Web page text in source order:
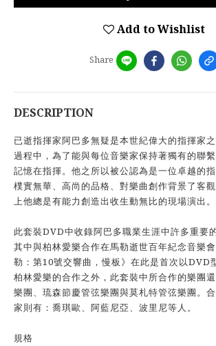
Add to Wishlist
Share
DESCRIPTION
已逝指揮家阿巴多無疑是本世紀偉大的指揮家
過程中，為了能與每位音樂家保持著獨有的聯
記憶在指揮。他之所以被公認為是一位卓越的
樸實無華、高尚的品格、對樂曲創作背景了客
上他總是有能力創造出收生動無比的現場演出。
此套裝DVD中收錄阿巴多職業生涯中許多重要
其中與柏林愛樂合作在馬勒逝世百年紀念音樂
勒：第10號交響曲，慢板》在此是首次以DVD
柏林愛樂的合作之外，此套裝中所合作的樂團
樂團、琉森節慶管弦樂團與莫札特管弦樂團。
家則有：喬琪歐、阿藍尼亞、波里尼等人。
規格